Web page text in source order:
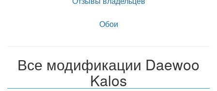
Обои
Все модификации Daewoo
Kalos